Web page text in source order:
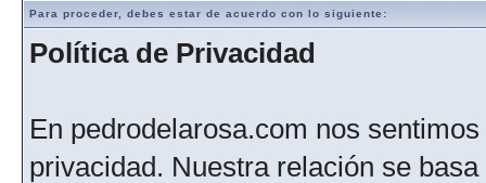
Para proceder, debes estar de acuerdo con lo siguiente:
Política de Privacidad
En pedrodelarosa.com nos
privacidad. Nuestra relación se